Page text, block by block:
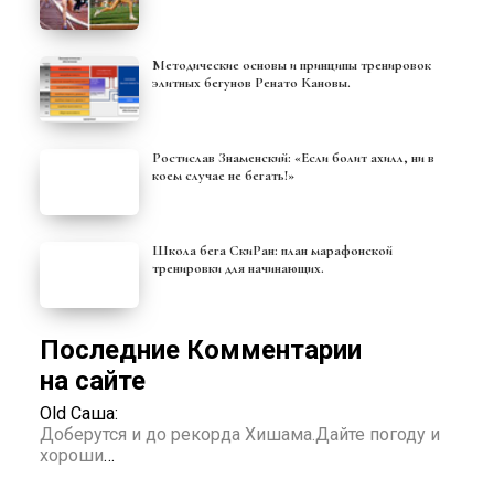
Методические основы и принципы тренировок
элитных бегунов Ренато Кановы.
Ростислав Знаменский: «Если болит ахилл, ни в
коем случае не бегать!»
Школа бега СкиРан: план марафонской
тренировки для начинающих.
Последние Комментарии
на сайте
Old Саша:
Доберутся и до рекорда Хишама.Дайте погоду и
хороши…